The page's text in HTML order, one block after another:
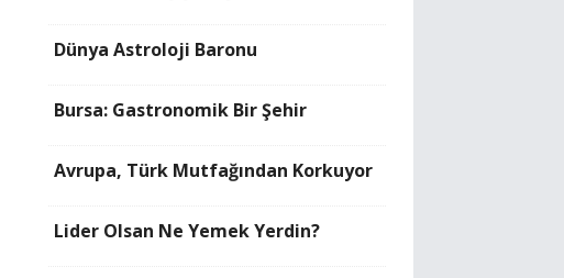
Dünya Astroloji Baronu
Bursa: Gastronomik Bir Şehir
Avrupa, Türk Mutfağından Korkuyor
Lider Olsan Ne Yemek Yerdin?